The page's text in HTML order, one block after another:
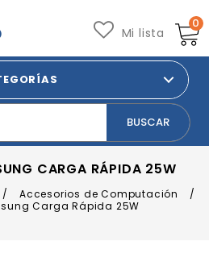
0
Mi lista
CARGA RÁPIDA 25W
/ Accesorios de Computación
/
Carga Rápida 25W